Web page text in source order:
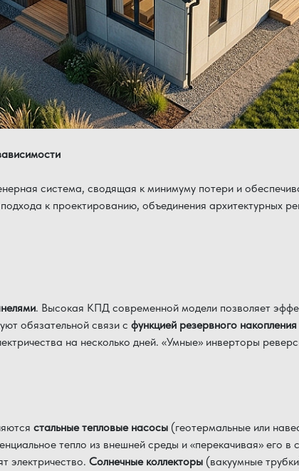
система, сводящая к минимуму потери и
к проектированию, объединения архитектурных
. Высокая КПД современной модели позволяет
обязательной связи с функцией резервного
на несколько дней. «Умные» инверторы
стальные тепловые насосы (геотермальные или
тепло из внешней среды и «перекачивая» его
электричество. Солнечные коллекторы (вакуумные